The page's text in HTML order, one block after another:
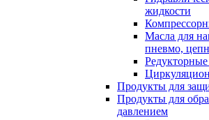
жидкости
Масла для
пневмо,
Редукторные
Продукты для
Продукты для
давлением